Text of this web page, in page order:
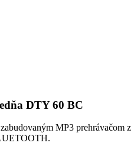
DTY 60 BC
MP3 prehrávačom z